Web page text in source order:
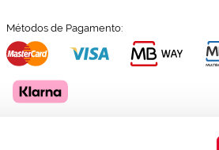
Métodos de Pagamento: